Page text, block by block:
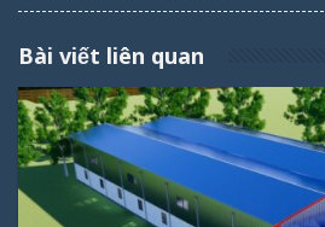
Bài viết liên quan